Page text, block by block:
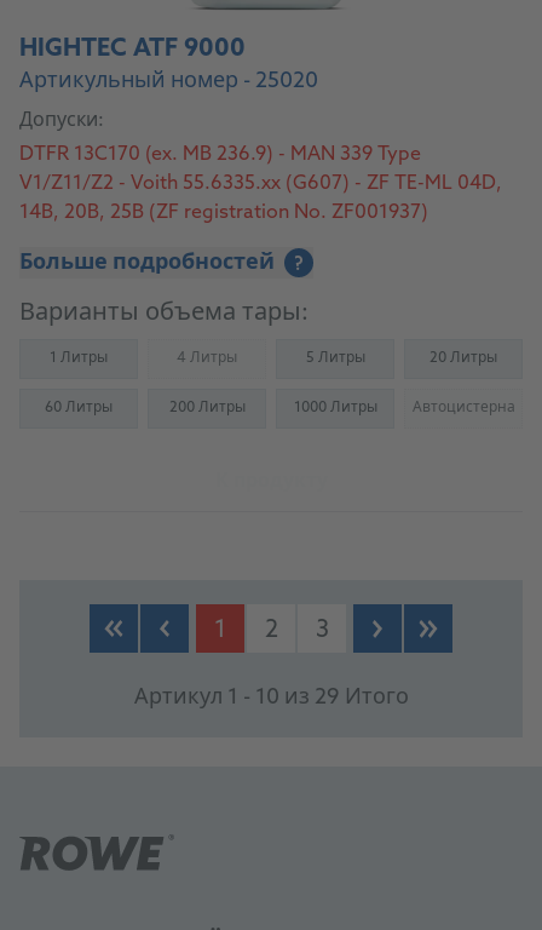
HIGHTEC ATF 9000
Артикульный номер - 25020
Допуски:
DTFR 13C170 (ex. MB 236.9) - MAN 339 Type
V1/Z11/Z2 - Voith 55.6335.xx (G607) - ZF TE-ML 04D,
14B, 20B, 25B (ZF registration No. ZF001937)
Больше подробностей ?
Варианты объема тары:
1 Литры 4 Литры(Not available) 5 Литры 20 Литры
60 Литры 200 Литры 1000 Литры Автоцистерна
(Not
1 2 3
Артикул 1 - 10 из 29 Итого